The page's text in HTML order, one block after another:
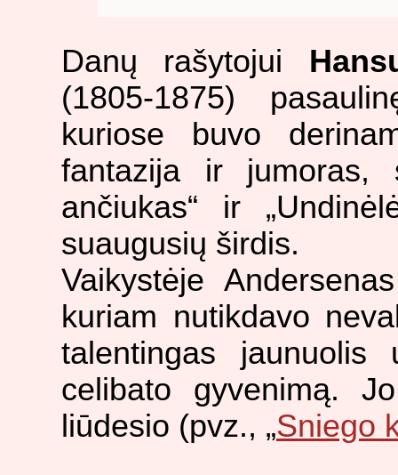
Danų rašytojui
(1805-1875)
kuriose buvo
fantazija ir jumoras,
ančiukas“ ir
suaugusių širdis.
Vaikystėje
kuriam nutikdavo
talentingas
celibato gyvenimą.
liūdesio (pvz., „Sniego